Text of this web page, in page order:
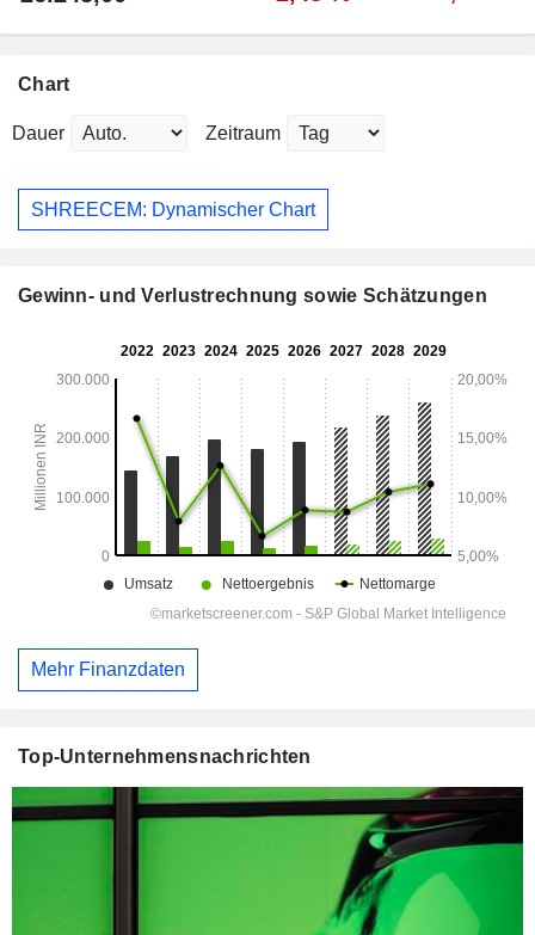
Chart
Dauer Zeitraum
SHREECEM: Dynamischer Chart
Gewinn- und Verlustrechnung sowie Schätzungen
Mehr Finanzdaten
Top-Unternehmensnachrichten